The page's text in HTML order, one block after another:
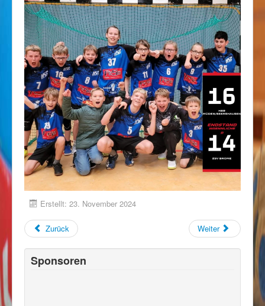
Erstellt: 23. November 2024
Zurück Weiter
Sponsoren